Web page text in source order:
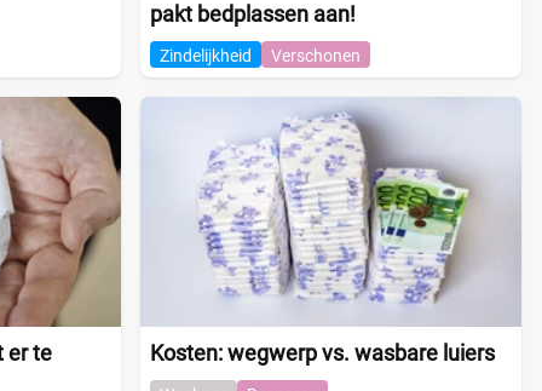
pakt bedplassen aan!
Zindelijkheid Verschonen
er te
Kosten: wegwerp vs. wasbare luiers